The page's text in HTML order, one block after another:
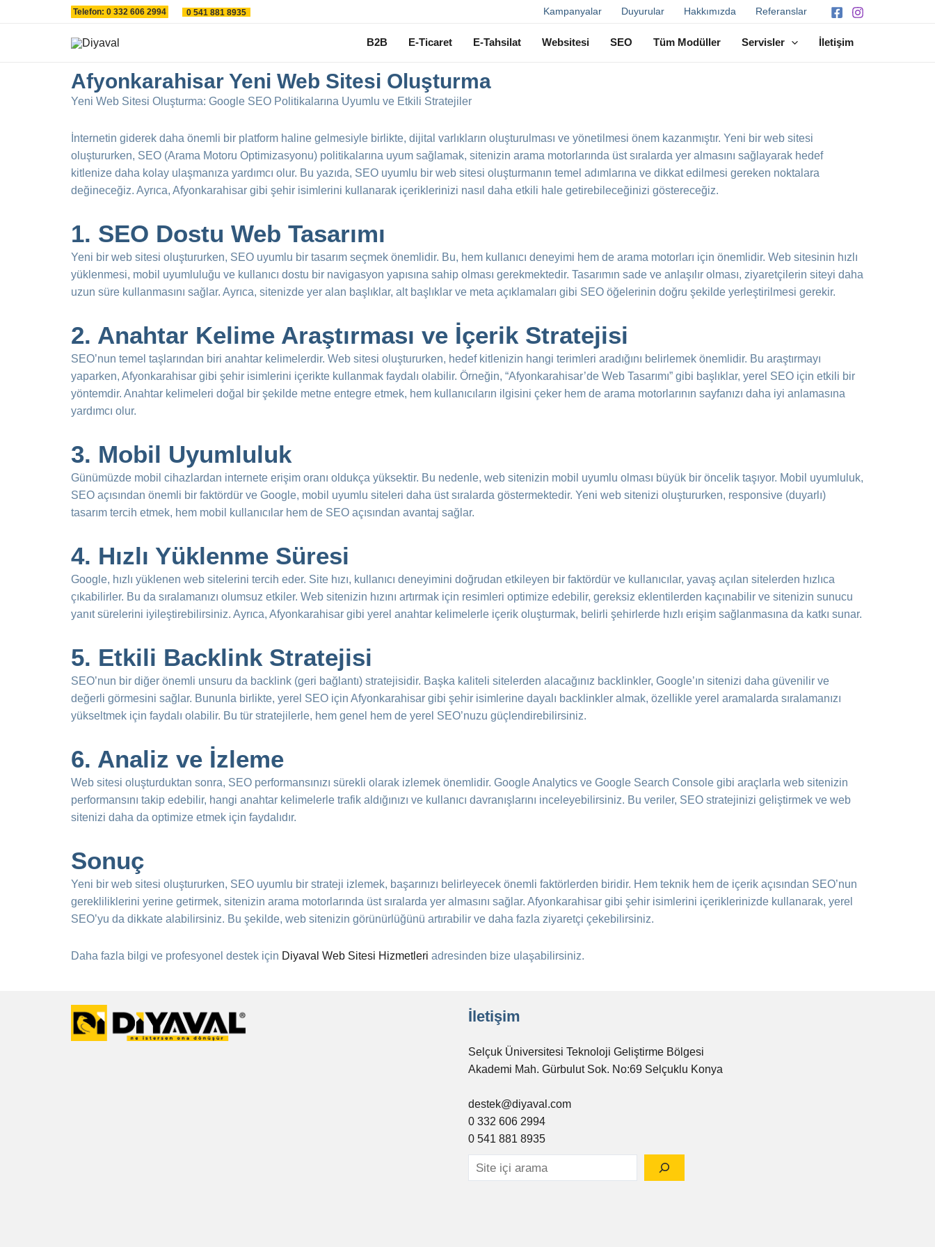
Telefon: 0 332 606 2994 0 541 881 8935 Kampanyalar Duyurular Hakkımızda Referanslar
B2B E-Ticaret E-Tahsilat Websitesi SEO Tüm Modüller Servisler İletişim
Afyonkarahisar Yeni Web Sitesi Oluşturma
Yeni Web Sitesi Oluşturma: Google SEO Politikalarına Uyumlu ve Etkili Stratejiler
İnternetin giderek daha önemli bir platform haline gelmesiyle birlikte, dijital varlıkların oluşturulması ve yönetilmesi önem kazanmıştır. Yeni bir web sitesi
oluştururken, SEO (Arama Motoru Optimizasyonu) politikalarına uyum sağlamak, sitenizin arama motorlarında üst sıralarda yer almasını sağlayarak hedef
kitlenize daha kolay ulaşmanıza yardımcı olur. Bu yazıda, SEO uyumlu bir web sitesi oluşturmanın temel adımlarına ve dikkat edilmesi gereken noktalara
değineceğiz. Ayrıca, Afyonkarahisar gibi şehir isimlerini kullanarak içeriklerinizi nasıl daha etkili hale getirebileceğinizi göstereceğiz.
1. SEO Dostu Web Tasarımı
Yeni bir web sitesi oluştururken, SEO uyumlu bir tasarım seçmek önemlidir. Bu, hem kullanıcı deneyimi hem de arama motorları için önemlidir. Web sitesinin hızlı
yüklenmesi, mobil uyumluluğu ve kullanıcı dostu bir navigasyon yapısına sahip olması gerekmektedir. Tasarımın sade ve anlaşılır olması, ziyaretçilerin siteyi daha
uzun süre kullanmasını sağlar. Ayrıca, sitenizde yer alan başlıklar, alt başlıklar ve meta açıklamaları gibi SEO öğelerinin doğru şekilde yerleştirilmesi gerekir.
2. Anahtar Kelime Araştırması ve İçerik Stratejisi
SEO’nun temel taşlarından biri anahtar kelimelerdir. Web sitesi oluştururken, hedef kitlenizin hangi terimleri aradığını belirlemek önemlidir. Bu araştırmayı
yaparken, Afyonkarahisar gibi şehir isimlerini içerikte kullanmak faydalı olabilir. Örneğin, “Afyonkarahisar’de Web Tasarımı” gibi başlıklar, yerel SEO için etkili bir
yöntemdir. Anahtar kelimeleri doğal bir şekilde metne entegre etmek, hem kullanıcıların ilgisini çeker hem de arama motorlarının sayfanızı daha iyi anlamasına
yardımcı olur.
3. Mobil Uyumluluk
Günümüzde mobil cihazlardan internete erişim oranı oldukça yüksektir. Bu nedenle, web sitenizin mobil uyumlu olması büyük bir öncelik taşıyor. Mobil uyumluluk,
SEO açısından önemli bir faktördür ve Google, mobil uyumlu siteleri daha üst sıralarda göstermektedir. Yeni web sitenizi oluştururken, responsive (duyarlı)
tasarım tercih etmek, hem mobil kullanıcılar hem de SEO açısından avantaj sağlar.
4. Hızlı Yüklenme Süresi
Google, hızlı yüklenen web sitelerini tercih eder. Site hızı, kullanıcı deneyimini doğrudan etkileyen bir faktördür ve kullanıcılar, yavaş açılan sitelerden hızlıca
çıkabilirler. Bu da sıralamanızı olumsuz etkiler. Web sitenizin hızını artırmak için resimleri optimize edebilir, gereksiz eklentilerden kaçınabilir ve sitenizin sunucu
yanıt sürelerini iyileştirebilirsiniz. Ayrıca, Afyonkarahisar gibi yerel anahtar kelimelerle içerik oluşturmak, belirli şehirlerde hızlı erişim sağlanmasına da katkı sunar.
5. Etkili Backlink Stratejisi
SEO’nun bir diğer önemli unsuru da backlink (geri bağlantı) stratejisidir. Başka kaliteli sitelerden alacağınız backlinkler, Google’ın sitenizi daha güvenilir ve
değerli görmesini sağlar. Bununla birlikte, yerel SEO için Afyonkarahisar gibi şehir isimlerine dayalı backlinkler almak, özellikle yerel aramalarda sıralamanızı
yükseltmek için faydalı olabilir. Bu tür stratejilerle, hem genel hem de yerel SEO’nuzu güçlendirebilirsiniz.
6. Analiz ve İzleme
Web sitesi oluşturduktan sonra, SEO performansınızı sürekli olarak izlemek önemlidir. Google Analytics ve Google Search Console gibi araçlarla web sitenizin
performansını takip edebilir, hangi anahtar kelimelerle trafik aldığınızı ve kullanıcı davranışlarını inceleyebilirsiniz. Bu veriler, SEO stratejinizi geliştirmek ve web
sitenizi daha da optimize etmek için faydalıdır.
Sonuç
Yeni bir web sitesi oluştururken, SEO uyumlu bir strateji izlemek, başarınızı belirleyecek önemli faktörlerden biridir. Hem teknik hem de içerik açısından SEO’nun
gerekliliklerini yerine getirmek, sitenizin arama motorlarında üst sıralarda yer almasını sağlar. Afyonkarahisar gibi şehir isimlerini içeriklerinizde kullanarak, yerel
SEO’yu da dikkate alabilirsiniz. Bu şekilde, web sitenizin görünürlüğünü artırabilir ve daha fazla ziyaretçi çekebilirsiniz.
Daha fazla bilgi ve profesyonel destek için Diyaval Web Sitesi Hizmetleri adresinden bize ulaşabilirsiniz.
İletişim
Selçuk Üniversitesi Teknoloji Geliştirme Bölgesi
Akademi Mah. Gürbulut Sok. No:69 Selçuklu Konya
destek@diyaval.com
0 332 606 2994
0 541 881 8935